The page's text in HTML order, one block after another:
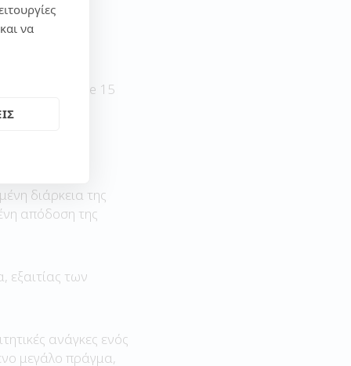
στους
το Iphone 15
διάρκεια της
απόδοση της
εξαιτίας των
ανάγκες ενός
μεγάλο πράγμα,
να